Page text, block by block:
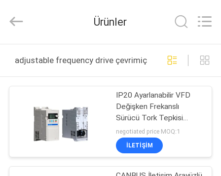
SAYFA
HAKKIMIZDA
FABRIKA
Appliances
Rights
Ürünler
adjustable frequency drive çevrimiçi üretim
IP20 Ayarlanabilir VFD
Değişken Frekanslı
Sürücü Tork Tepkisi
≤20ms
negotiated price MOQ:1
İLETIŞIM